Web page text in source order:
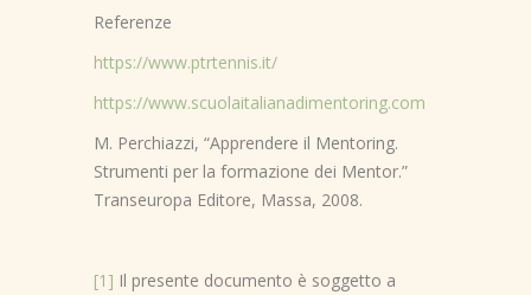
Referenze
https://www.ptrtennis.it/
https://www.scuolaitalianadimentoring.com
M. Perchiazzi, “Apprendere il Mentoring.
Strumenti per la formazione dei Mentor.”
Transeuropa Editore, Massa, 2008.
[1] Il presente documento è soggetto a